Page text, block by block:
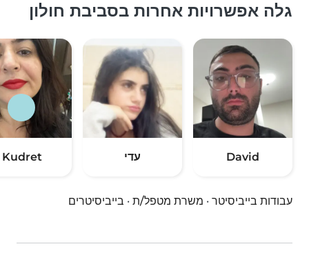
גלה אפשרויות אחרות בסביבת חולון
David עדי Kudret
עבודות בייביסיטר · משרת מטפל/ת · בייביסיטרים